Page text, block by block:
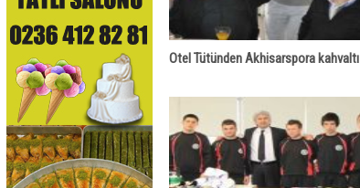
Otel Tütünden Akhisarspora kahvaltı